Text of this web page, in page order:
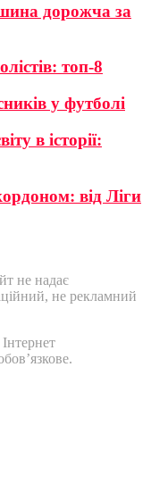
дорожча за
топ-8
у футболі
в історії:
від Ліги
не надає
не рекламний